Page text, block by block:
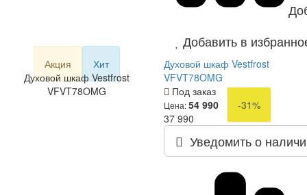
Добавить в
Акция
Хит
Духовой шкаф Vestfrost
VFVT78OMG
Духовой шкаф Vestfrost
VFVT78OMG
Под заказ
Цена:54 990
-31%
37 990
Уведомить о